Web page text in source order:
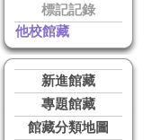
標記記錄
他校館藏
新進館藏
專題館藏
館藏分類地圖